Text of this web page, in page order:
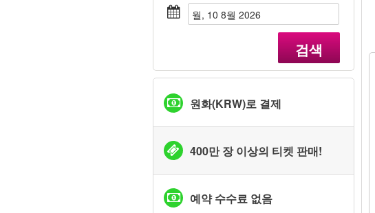
월, 10 8월 2026
검색
원화(KRW)로 결제
400만 장 이상의 티켓 판매!
예약 수수료 없음